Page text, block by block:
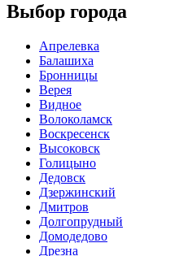
Выбор города
Апрелевка
Балашиха
Бронницы
Верея
Видное
Волоколамск
Воскресенск
Высоковск
Голицыно
Дедовск
Дзержинский
Дмитров
Долгопрудный
Домодедово
Дрезна